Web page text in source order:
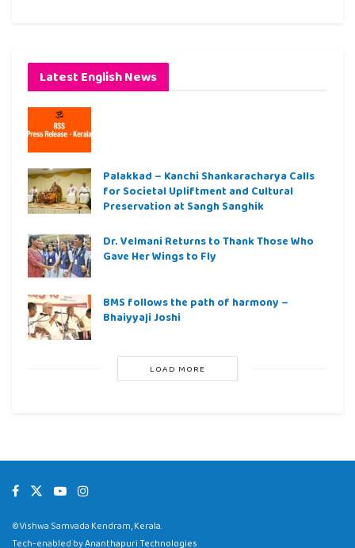
Latest English News
Palakkad – Kanchi Shankaracharya Calls
for Societal Upliftment and Cultural
Preservation at Sangh Sanghik
Dr. Velmani Returns to Thank Those Who
Gave Her Wings to Fly
BMS follows the path of harmony –
Bhaiyyaji Joshi
LOAD MORE
©Vishwa Samvada Kendram, Kerala.
Tech-enabled byAnanthapuri Technologies